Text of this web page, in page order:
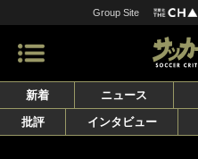
Group Site
新着 ニュース
批評
インタビュー